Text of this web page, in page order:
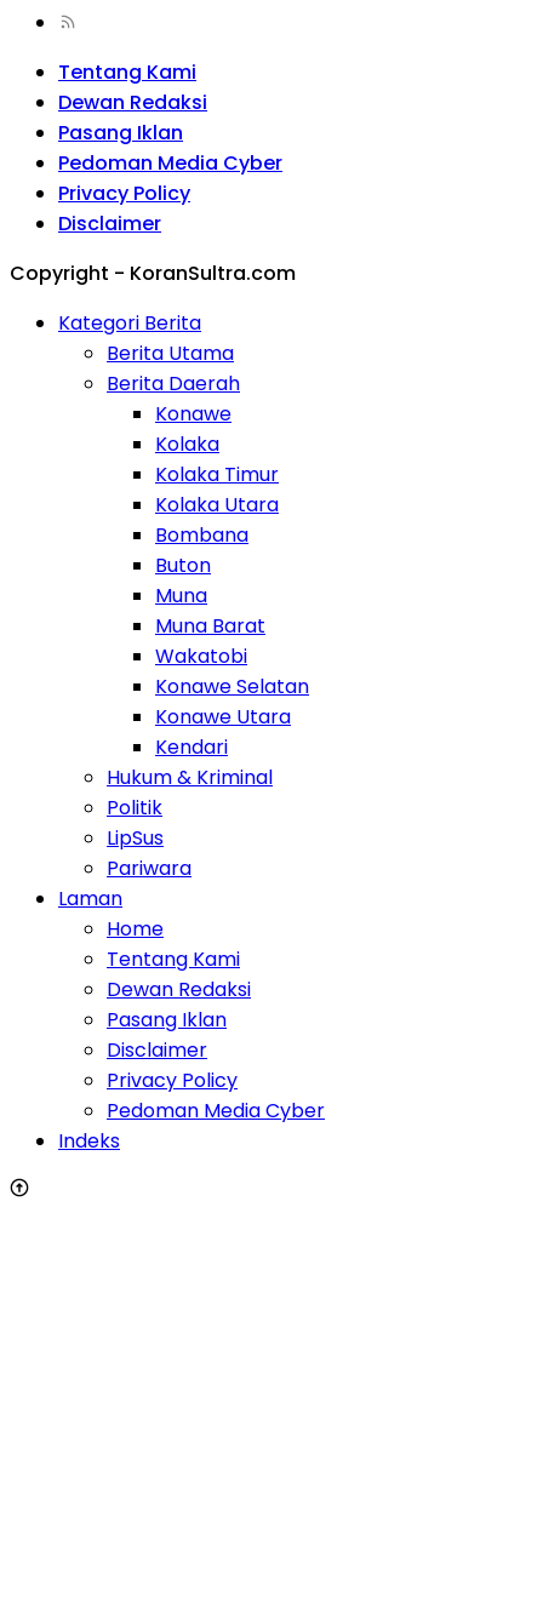
Tentang Kami
Dewan Redaksi
Pasang Iklan
Pedoman Media Cyber
Privacy Policy
Disclaimer
Copyright - KoranSultra.com
Kategori Berita
Berita Utama
Berita Daerah
Konawe
Kolaka
Kolaka Timur
Kolaka Utara
Bombana
Buton
Muna
Muna Barat
Wakatobi
Konawe Selatan
Konawe Utara
Kendari
Hukum & Kriminal
Politik
LipSus
Pariwara
Laman
Home
Tentang Kami
Dewan Redaksi
Pasang Iklan
Disclaimer
Privacy Policy
Pedoman Media Cyber
Indeks